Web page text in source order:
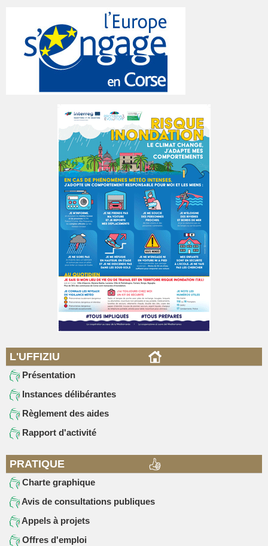
L'UFFIZIU
Présentation
Instances délibérantes
Règlement des aides
Rapport d'activité
PRATIQUE
Charte graphique
Avis de consultations publiques
Appels à projets
Offres d'emploi